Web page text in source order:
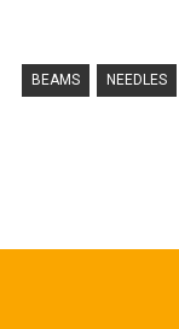
BEAMS NEEDLES